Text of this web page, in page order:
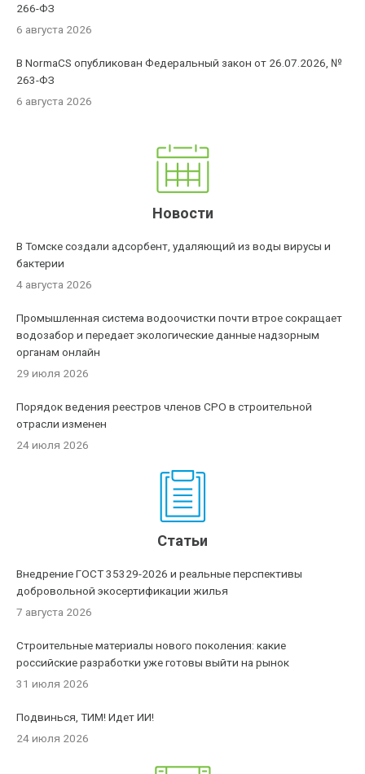
266-ФЗ
6 августа 2026
В NormaCS опубликован Федеральный закон от 26.07.2026, №
263-ФЗ
6 августа 2026
Новости
В Томске создали адсорбент, удаляющий из воды вирусы и
бактерии
4 августа 2026
Промышленная система водоочистки почти втрое сокращает
водозабор и передает экологические данные надзорным
органам онлайн
29 июля 2026
Порядок ведения реестров членов СРО в строительной
отрасли изменен
24 июля 2026
Статьи
Внедрение ГОСТ 35329-2026 и реальные перспективы
добровольной экосертификации жилья
7 августа 2026
Строительные материалы нового поколения: какие
российские разработки уже готовы выйти на рынок
31 июля 2026
Подвинься, ТИМ! Идет ИИ!
24 июля 2026